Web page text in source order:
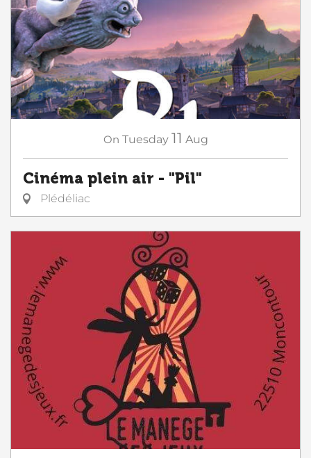
On Tuesday 11 Aug
Cinéma plein air - "Pil"
Plédéliac